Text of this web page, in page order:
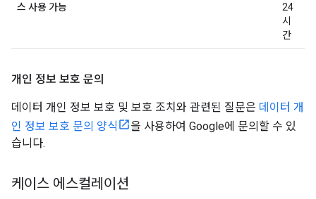
스 사용 가능
24
시
간
개인 정보 보호 문의
데이터 개인 정보 보호 및 보호 조치와 관련된 질문은 데이터 개
인 정보 보호 문의 양식
을 사용하여 Google에 문의할 수 있
습니다.
케이스 에스컬레이션